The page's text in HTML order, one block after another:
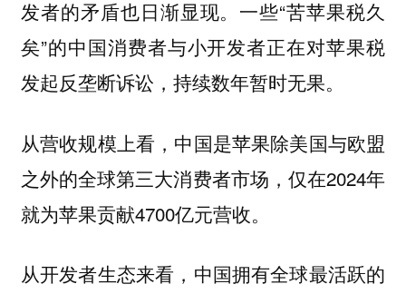
发者的矛盾也日渐显现。一些“苦苹果税久
矣”的中国消费者与小开发者正在对苹果税
发起反垄断诉讼，持续数年暂时无果。
从营收规模上看， 中国是苹果除美国与欧盟
之外的全球第三大消费者市场， 仅在2024年
就为苹果贡献4700亿元营收。
从开发者生态来看， 中国拥有全球最活跃的